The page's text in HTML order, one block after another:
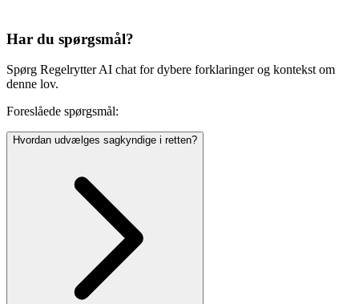
Har du spørgsmål?
Spørg Regelrytter AI chat for dybere forklaringer og kontekst om
denne lov.
Foreslåede spørgsmål:
Hvordan udvælges sagkyndige i retten?